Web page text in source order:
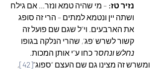
נזיר טז: – מי שהיה טמא ונזר… אם גילח
ושתה יין ונטמא למתים – הרי זה סופג
את הארבעים. וי”ל שגם שם פועל זה
קשור לשרש ‘פג’, שהרי הנלקה בגופו
נחלש ונחסר כחו ע”י אותן המכות.
ומשרש זה מצינו גם שם העצם “ספוג”[42]
,